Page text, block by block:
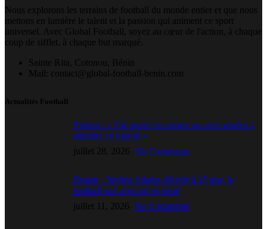
Nous explorons les terrains de football du monde entier et que nous
mettons en lumière le talent et la passion qui animent ce sport
universel. Avec Global Football, soyez au cœur de l'action, à chaque
coup de sifflet, à chaque but marqué.
Sainte Rita, Cotonou, Bénin
Mail: contact@global-football-benin.com
Actualités Football
Zidane : « J’ai passé ces quatre ou cinq années à
attendre ce jour-là »
juillet 28, 2026 No Comments
Drame : Jayden Adams décède à 25 ans, le
football sud-africain en deuil
juillet 11, 2026 No Comments